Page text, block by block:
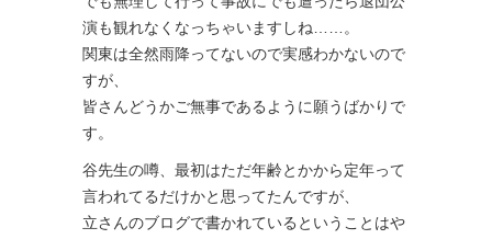
演も観れなくなっちゃいますしね……。
関東は全然雨降ってないので実感わかないので
すが、
皆さんどうかご無事であるように願うばかりで
す。
谷先生の噂、最初はただ年齢とかから定年って
言われてるだけかと思ってたんですが、
立さんのブログで書かれているということはや